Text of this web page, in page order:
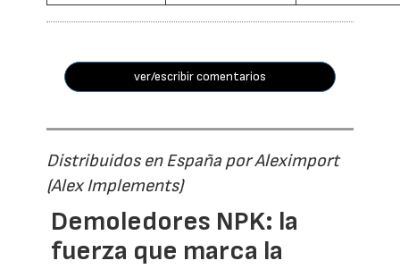
ver/escribir comentarios
Distribuidos en España por Aleximport
(Alex Implements)
Demoledores NPK: la
fuerza que marca la